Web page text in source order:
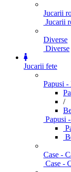
Jucarii
Jucarii
Diverse
Diverse
Jucarii fete
Papusi -
/
Papusi
Case -
Case -